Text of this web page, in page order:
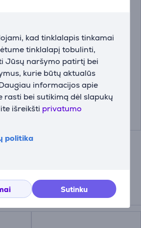
kad tinklalapis tinkamai
tinklalapį tobulinti,
Jūsų naršymo patirtį bei
kurie būtų aktualūs
informacijos apie
rasti bei sutikimą dėl slapukų
išreikšti privatumo
politika
Sutinku
65"
Kabelis Hama Video
Cable DVI / HDMI,
1,5m, black Prekė -
00200715
00200715
Kaina:
14.99 €
prekės